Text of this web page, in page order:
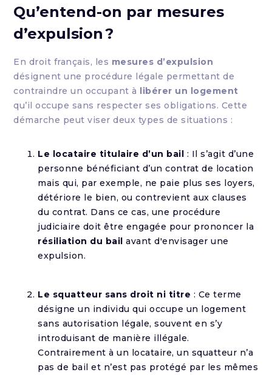
Qu’entend-on par mesures
d’expulsion ?
En droit français, les mesures d’expulsion
désignent une procédure légale permettant de
contraindre un occupant à libérer un logement
qu’il occupe sans respecter ses obligations. Cette
démarche peut viser deux types de situations :
Le locataire titulaire d’un bail : Il s’agit d’une
personne bénéficiant d’un contrat de location
mais qui, par exemple, ne paie plus ses loyers,
détériore le bien, ou contrevient aux clauses
du contrat. Dans ce cas, une procédure
judiciaire doit être engagée pour prononcer la
résiliation du bail avant d'envisager une
expulsion.
Le squatteur sans droit ni titre : Ce terme
désigne un individu qui occupe un logement
sans autorisation légale, souvent en s’y
introduisant de manière illégale.
Contrairement à un locataire, un squatteur n’a
pas de bail et n’est pas protégé par les mêmes